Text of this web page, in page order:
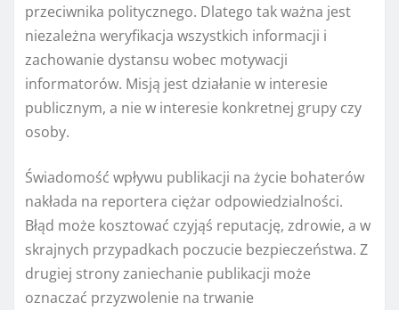
przeciwnika politycznego. Dlatego tak ważna jest
niezależna weryfikacja wszystkich informacji i
zachowanie dystansu wobec motywacji
informatorów. Misją jest działanie w interesie
publicznym, a nie w interesie konkretnej grupy czy
osoby.
Świadomość wpływu publikacji na życie bohaterów
nakłada na reportera ciężar odpowiedzialności.
Błąd może kosztować czyjąś reputację, zdrowie, a w
skrajnych przypadkach poczucie bezpieczeństwa. Z
drugiej strony zaniechanie publikacji może
oznaczać przyzwolenie na trwanie